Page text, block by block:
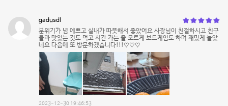
gadusdl
분위기가 넘 예쁘고 실내가 따뜻해서 좋았어요 사장님이 친절하시고 친구
들과 맛있는 것도 먹고 시간 가는 줄 모르게 보드게임도 하며 재밌게 놀았
네요 다음에 또 방문하겠습니다!!!♡♡♡
2023-12-30 19:46:53